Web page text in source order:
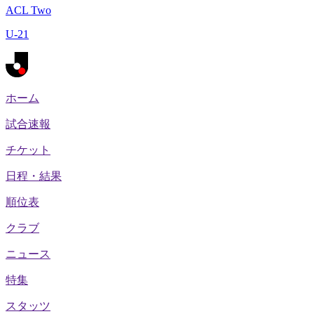
ACL Two
U-21
ホーム
試合速報
チケット
日程・結果
順位表
クラブ
ニュース
特集
スタッツ